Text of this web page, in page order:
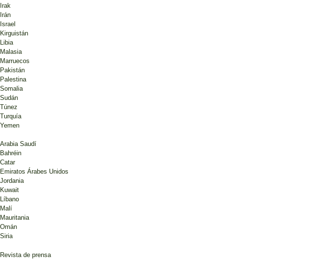
Irak
Irán
Israel
Kirguistán
Libia
Malasia
Marruecos
Pakistán
Palestina
Somalia
Sudán
Túnez
Turquía
Yemen
Arabia Saudí
Bahréin
Catar
Emiratos Árabes Unidos
Jordania
Kuwait
Líbano
Malí
Mauritania
Omán
Siria
Revista de prensa